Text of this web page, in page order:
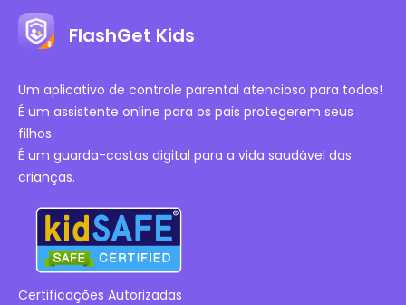
FlashGet Kids
Um aplicativo de controle parental atencioso para todos!
É um assistente online para os pais protegerem seus
filhos.
É um guarda-costas digital para a vida saudável das
crianças.
Certificações Autorizadas